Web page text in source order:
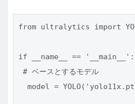
from ultralytics import
if __name__ == '__main__':
# ベースとするモデル
model =